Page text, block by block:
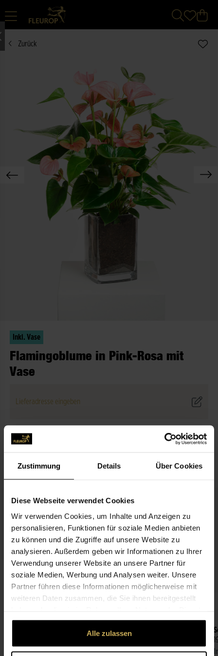
Zustimmung Details Über Cookies
Diese Webseite verwendet Cookies
Wir verwenden Cookies, um Inhalte und Anzeigen zu
personalisieren, Funktionen für soziale Medien anbieten
zu können und die Zugriffe auf unsere Website zu
analysieren. Außerdem geben wir Informationen zu Ihrer
Verwendung unserer Website an unsere Partner für
soziale Medien, Werbung und Analysen weiter. Unsere
Partner führen diese Informationen möglicherweise mit
weiteren Daten zusammen, die Sie ihnen bereitgestellt
gesammelt haben.
Alle zulassen
Zurück
Inkl. Vase
Flamingoblume in Pink-Rosa mit
Vase
Lieferadresse eingeben
BESCHREIBUNG
PASSEND ZUM BLUMENGRUSS
3,99 €
Fleur de Choco Pralinen
Inhalt:62 g